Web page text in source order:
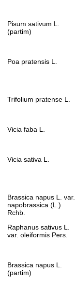
Pisum sativum L.
(partim)
Poa pratensis L.
Trifolium pratense L.
Vicia faba L.
Vicia sativa L.
Brassica napus L. var.
napobrassica (L.)
Rchb.
Raphanus sativus L.
var.oleiformis Pers.
Brassica napus L.
(partim)